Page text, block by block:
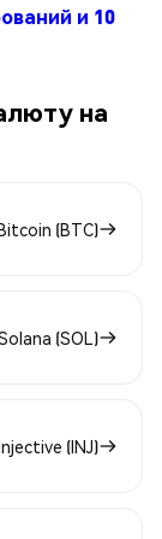
и 10
на
(BTC)
(SOL)
(INJ)